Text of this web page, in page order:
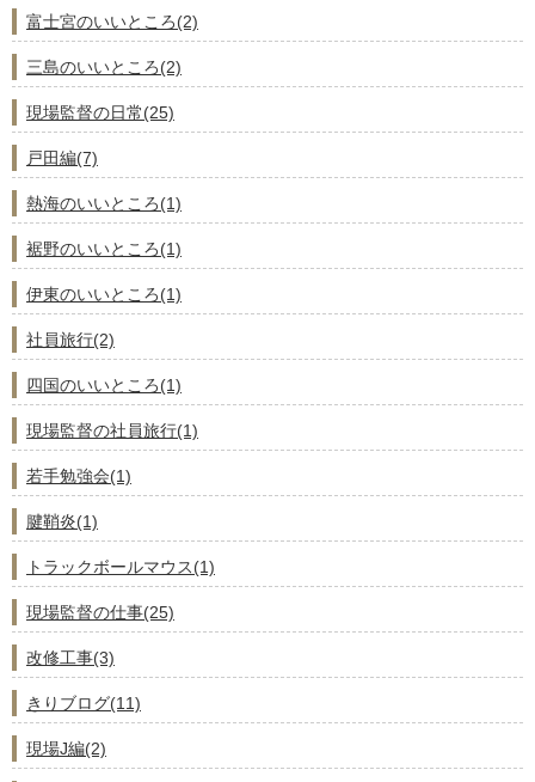
富士宮のいいところ(2)
三島のいいところ(2)
現場監督の日常(25)
戸田編(7)
熱海のいいところ(1)
裾野のいいところ(1)
伊東のいいところ(1)
社員旅行(2)
四国のいいところ(1)
現場監督の社員旅行(1)
若手勉強会(1)
腱鞘炎(1)
トラックボールマウス(1)
現場監督の仕事(25)
改修工事(3)
きりブログ(11)
現場J編(2)